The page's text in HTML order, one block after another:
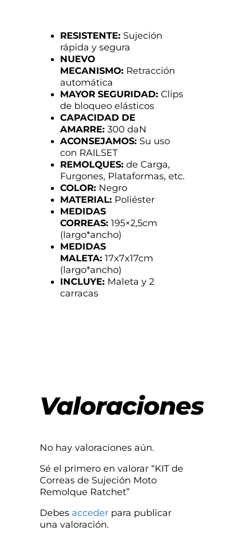
RESISTENTE: Sujeción
rápida y segura
NUEVO
MECANISMO: Retracción
automática
MAYOR SEGURIDAD: Clips
de bloqueo elásticos
CAPACIDAD DE
AMARRE: 300 daN
ACONSEJAMOS: Su uso
con RAILSET
REMOLQUES: de Carga,
Furgones, Plataformas, etc.
COLOR: Negro
MATERIAL: Poliéster
MEDIDAS
CORREAS: 195×2,5cm
(largo*ancho)
MEDIDAS
MALETA: 17x7x17cm
(largo*ancho)
INCLUYE: Maleta y 2
carracas
Valoraciones
No hay valoraciones aún.
Sé el primero en valorar “KIT de
Correas de Sujeción Moto
Remolque Ratchet”
Debes acceder para publicar
una valoración.